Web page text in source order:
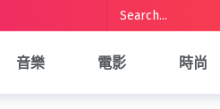
音樂 電影 時尚